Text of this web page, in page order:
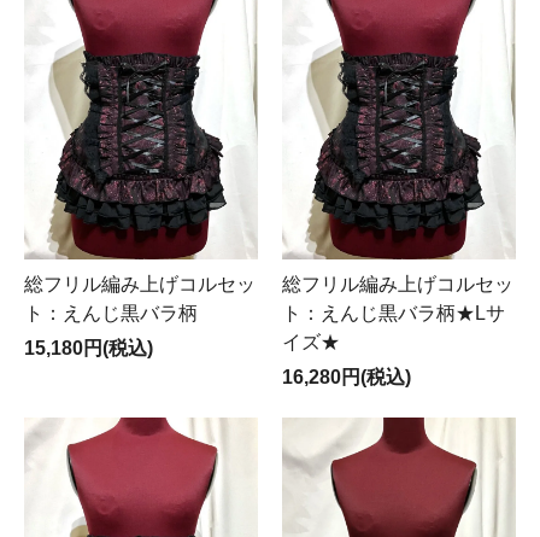
総フリル編み上げコルセッ
ト：えんじ黒バラ柄
15,180円(税込)
総フリル編み上げコルセッ
ト：えんじ黒バラ柄★Lサ
イズ★
16,280円(税込)